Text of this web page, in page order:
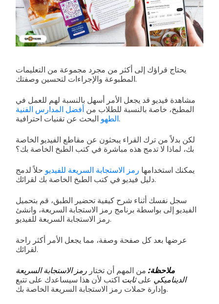
يحتاج قراؤك إلى أكثر من مجرد مجموعة من التعليمات
المطبوعة والإجراءات لتحسين وصفتك.
مشاهدة فيديو قد يجعل الأمر أسهل بالنسبة لهم للعمل في
المطبخ، خاصة بالنسبة للطلاب من أفضل المدارس الفنية
الطهوالبحث عن تقنيات احترافية.
لكن بدلاً من ترك القراء يبحثون عن مقاطع الفيديو الخاصة
بك، لماذا لا تدمج هذه مباشرة في كتب الطبخ الخاصة بك؟
يمكنك استخدامها رمز الاستجابة السريعة للفيديو حلاً لدمج
دليل فيديو في كتب الطبخ الخاصة بك لقرائك.
سجل نفسك أثناء شرح كيفية تحضير الطبق، قم بتحميل
الفيديو إلى بواسطة برنامج رمز الاستجابة السريعة، وانشئ
رمز الاستجابة السريعة للفيديو.
عرضها بعد كل صفحة وصفة، مما يجعل الأمر أكثر راحة
لقرائك.
ملاحظة: من المهم أن تختار رمز الاستجابة السريعة
الديناميكي علىثابت اكتب لأن هذا سيساعدك على تتبع
وإدارة حملات رمز الاستجابة السريعة الخاصة بك.